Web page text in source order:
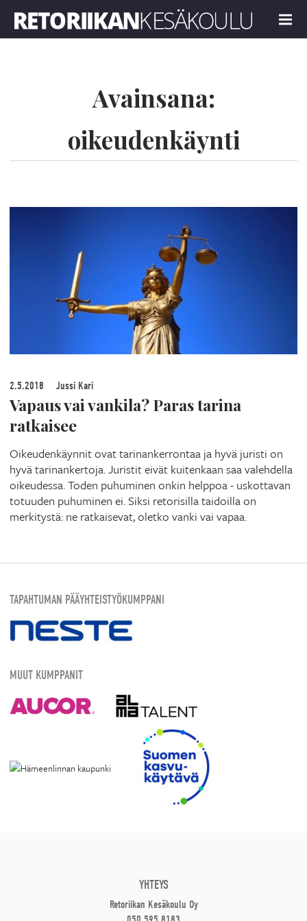
MENU
Avainsana:
oikeudenkäynti
2.5.2018 Jussi Kari
Vapaus vai vankila? Paras tarina
ratkaisee
Oikeudenkäynnit ovat tarinankerrontaa ja hyvä juristi on
hyvä tarinankertoja. Juristit eivät kuitenkaan saa valehdella
oikeudessa. Toden puhuminen onkin helppoa - uskottavan
totuuden puhuminen ei. Siksi retorisilla taidoilla on
merkitystä: ne ratkaisevat, oletko vanki vai vapaa.
TAPAHTUMAN PÄÄYHTEISTYÖKUMPPANI
MUUT KUMPPANIT
YHTEYS
Retoriikan Kesäkoulu Oy